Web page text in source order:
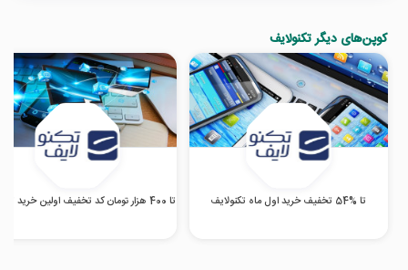
کوپن‌های دیگر تکنولایف
تا %54 تخفیف خرید اول ماه تکنولایف تا 400 هزار تومان کد تخفیف اولین خرید تکنولایف